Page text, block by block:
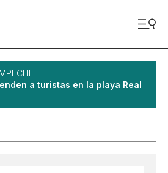
a turistas en la playa Real